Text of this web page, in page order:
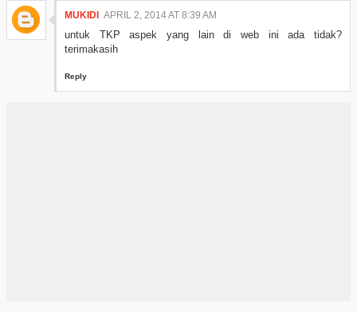
MUKIDI APRIL 2, 2014 AT 8:39 AM
untuk TKP aspek yang lain di web ini ada tidak?
terimakasih
Reply